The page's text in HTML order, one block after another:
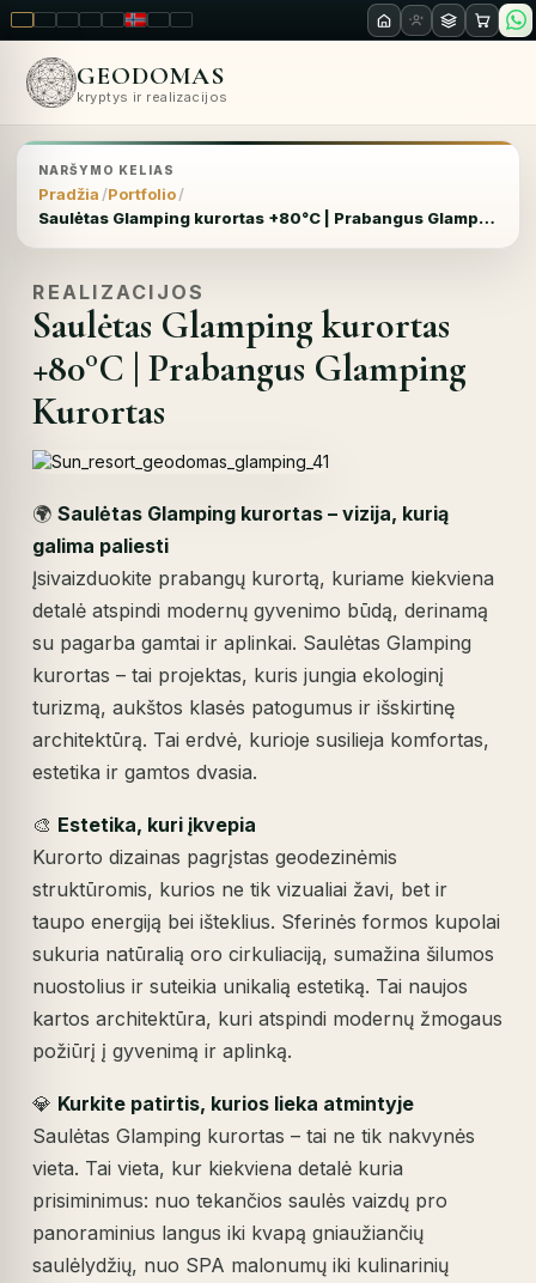
LT ENPL FR RUNOSKRO
GEODOMAS
kryptys ir realizacijos
NARŠYMO KELIAS
Pradžia Portfolio
Saulėtas Glamping kurortas +80°C | Prabangus Glamping Kurortas
REALIZACIJOS
Saulėtas Glamping kurortas
+80°C | Prabangus Glamping
Kurortas
🌍Saulėtas Glamping kurortas – vizija, kurią
galima paliesti
Įsivaizduokite prabangų kurortą, kuriame kiekviena
detalė atspindi modernų gyvenimo būdą, derinamą
su pagarba gamtai ir aplinkai. Saulėtas Glamping
kurortas – tai projektas, kuris jungia ekologinį
turizmą, aukštos klasės patogumus ir išskirtinę
architektūrą. Tai erdvė, kurioje susilieja komfortas,
estetika ir gamtos dvasia.
🎨 Estetika, kuri įkvepia
Kurorto dizainas pagrįstas geodezinėmis
struktūromis, kurios ne tik vizualiai žavi, bet ir
taupo energiją bei išteklius. Sferinės formos kupolai
sukuria natūralią oro cirkuliaciją, sumažina šilumos
nuostolius ir suteikia unikalią estetiką. Tai naujos
kartos architektūra, kuri atspindi modernų žmogaus
požiūrį į gyvenimą ir aplinką.
💎 Kurkite patirtis, kurios lieka atmintyje
Saulėtas Glamping kurortas – tai ne tik nakvynės
vieta. Tai vieta, kur kiekviena detalė kuria
prisiminimus: nuo tekančios saulės vaizdų pro
panoraminius langus iki kvapą gniaužiančių
saulėlydžių, nuo SPA malonumų iki kulinarinių